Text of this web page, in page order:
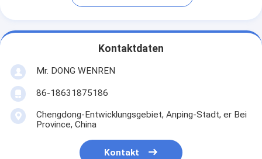
Kontaktdaten
Mr. DONG WENREN
86-18631875186
Chengdong-Entwicklungsgebiet, Anping-Stadt, er Bei
Province, China
Kontakt